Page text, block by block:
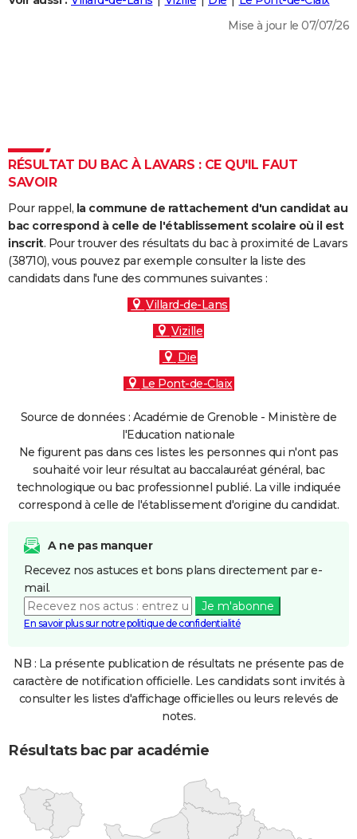
DICTIONNAIRE
Dictionnaire
Biographies
Citations
Expressions
Proverbes
PROGRAMME TV
COPAINS D'AVANT
S'inscrire
Se connecter
Lycées
Collèges
Primaires
Universités
Entreprises
Service militaire
Avis de recherche
AVIS DE DÉCÈS
FORUM
Mise à jour le 07/07/26
RÉSULTAT DU BAC À LAVARS : CE QU'IL FAUT
SAVOIR
Pour rappel, la commune de rattachement d'un candidat au
bac correspond à celle de l'établissement scolaire où il est
inscrit. Pour trouver des résultats du bac à proximité de Lavars
(38710), vous pouvez par exemple consulter la liste des
candidats dans l'une des communes suivantes :
Villard-de-Lans
Vizille
Die
Le Pont-de-Claix
Source de données : Académie de Grenoble - Ministère de
l'Education nationale
Ne figurent pas dans ces listes les personnes qui n'ont pas
souhaité voir leur résultat au baccalauréat général, bac
technologique ou bac professionnel publié. La ville indiquée
correspond à celle de l'établissement d'origine du candidat.
A ne pas manquer
Recevez nos astuces et bons plans directement par e-
mail.
Je m'abonne
En savoir plus sur notre politique de confidentialité
NB : La présente publication de résultats ne présente pas de
caractère de notification officielle. Les candidats sont invités à
consulter les listes d'affichage officielles ou leurs relevés de
notes.
Résultats bac par académie